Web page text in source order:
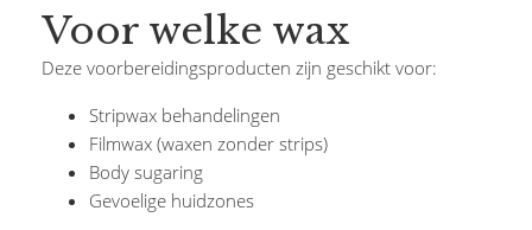
Voor welke wax
Deze voorbereidingsproducten zijn geschikt voor:
Stripwax behandelingen
Filmwax (waxen zonder strips)
Body sugaring
Gevoelige huidzones